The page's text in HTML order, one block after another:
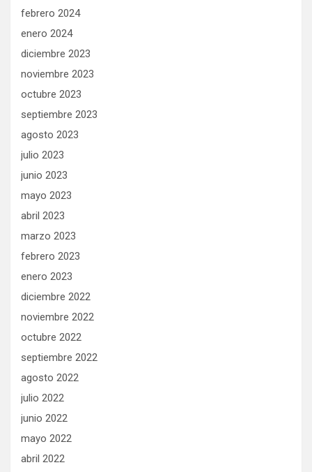
febrero 2024
enero 2024
diciembre 2023
noviembre 2023
octubre 2023
septiembre 2023
agosto 2023
julio 2023
junio 2023
mayo 2023
abril 2023
marzo 2023
febrero 2023
enero 2023
diciembre 2022
noviembre 2022
octubre 2022
septiembre 2022
agosto 2022
julio 2022
junio 2022
mayo 2022
abril 2022